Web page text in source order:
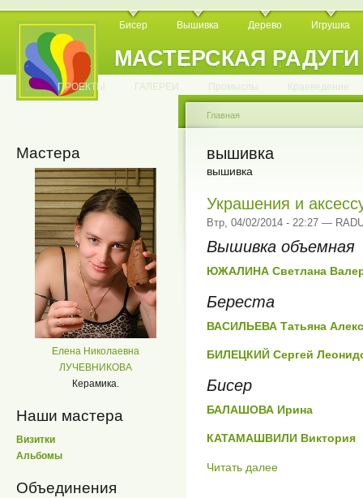
МАСТЕРСКАЯ РАДУГИ
Бисер Вышивка Дерево Игрушка
. . . . . . . . . . .
. ПРОЕКТЫ ГАЛЕРЕИ Промыслы Краеведение
Мастера
Елена Николаевна
ЛУЧЕВНИКОВА
Керамика.
Наши мастера
Визитки
Альбомы
Объединения
Главная
вышивка
вышивка
Украшения и
Втр, 04/02/2014 - 22:27 —
Вышивка объемная
ЮЖАЛИНА Светлана
Береста
ВАСИЛЬЕВА Татьяна
БИЛЕЦКИЙ Сергей
Бисер
БАЛАШОВА Ирина
КАТАМАШВИЛИ Виктория
Читать далее